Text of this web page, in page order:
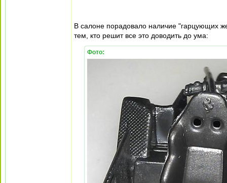
В салоне порадовало наличие "гарцующих
тем, кто решит все это доводить до ума:
Фото: